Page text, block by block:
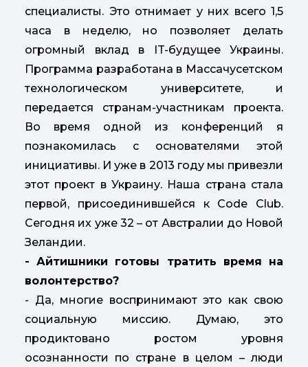
специалисты. Это отнимает у них всего 1,5
часа в неделю, но позволяет делать
огромный вклад в IT-будущее Украины.
Программа разработана в Массачусетском
технологическом университете, и
передается странам-участникам проекта.
Во время одной из конференций я
познакомилась с основателями этой
инициативы. И уже в 2013 году мы привезли
этот проект в Украину. Наша страна стала
первой, присоединившейся к Code Club.
Сегодня их уже 32 – от Австралии до Новой
Зеландии.
- Айтишники готовы тратить время на
волонтерство?
- Да, многие воспринимают это как свою
социальную миссию. Думаю, это
продиктовано ростом уровня
осознанности по стране в целом – люди